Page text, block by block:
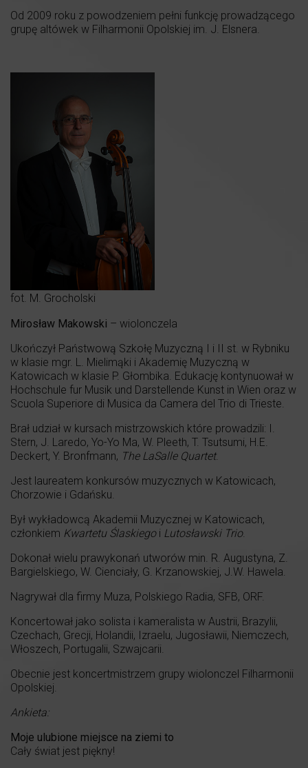
Od 2009 roku z powodzeniem pełni funkcję prowadzącego
grupę altówek w Filharmonii Opolskiej im. J. Elsnera.
fot. M. Grocholski
Mirosław Makowski – wiolonczela
Ukończył Państwową Szkołę Muzyczną I i II st. w Rybniku
w klasie mgr. L. Mielimąki i Akademię Muzyczną w
Katowicach w klasie P. Głombika. Edukację kontynuował w
Hochschule fur Musik und Darstellende Kunst in Wien oraz w
Scuola Superiore di Musica da Camera del Trio di Trieste.
Brał udział w kursach mistrzowskich które prowadzili: I.
Stern, J. Laredo, Yo-Yo Ma, W. Pleeth, T. Tsutsumi, H.E.
Deckert, Y. Bronfmann, The LaSalle Quartet.
Jest laureatem konkursów muzycznych w Katowicach,
Chorzowie i Gdańsku.
Był wykładowcą Akademii Muzycznej w Katowicach,
członkiem Kwartetu Ślaskiegoi Lutosławski Trio.
Dokonał wielu prawykonań utworów min. R. Augustyna, Z.
Bargielskiego, W. Cienciały, G. Krzanowskiej, J.W. Hawela.
Nagrywał dla firmy Muza, Polskiego Radia, SFB, ORF.
Koncertował jako solista i kameralista w Austrii, Brazylii,
Czechach, Grecji, Holandii, Izraelu, Jugosławii, Niemczech,
Włoszech, Portugalii, Szwajcarii.
Obecnie jest koncertmistrzem grupy wiolonczel Filharmonii
Opolskiej.
Ankieta:
Moje ulubione miejsce na ziemi to
Cały świat jest piękny!